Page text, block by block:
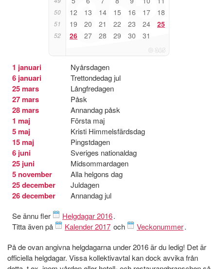
50 12 13 14 15 16 17 18
51 19 20 21 22 23 24 25
52 26 27 28 29 30 31
1 januari Nyårsdagen
6 januari Trettondedag jul
25 mars Långfredagen
27 mars Påsk
28 mars Annandag påsk
1 maj Första maj
5 maj Kristi Himmelsfärdsdag
15 maj Pingstdagen
6 juni Sveriges nationaldag
25 juni Midsommardagen
5 november Alla helgons dag
25 december Juldagen
26 december
Annandag jul
Se ännu fler
Helgdagar 2016.
Titta även på
Kalender 2017 och Veckonummer.
På de ovan angivna helgdagarna under 2016 är du ledig! Det är
officiella helgdagar. Vissa kollektivavtal kan dock avvika från